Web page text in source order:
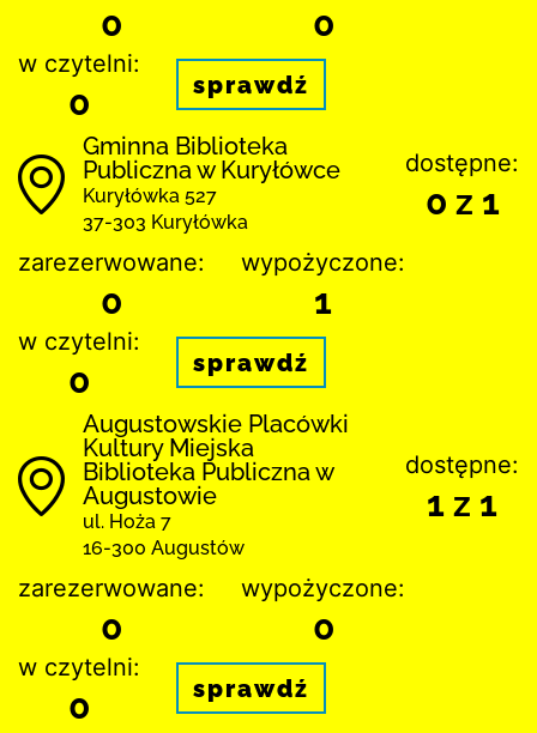
0 0
w czytelni:
0 sprawdź
Gminna Biblioteka
Publiczna w Kuryłówce
Kuryłówka 527
37-303 Kuryłówka
dostępne:
0 z 1
zarezerwowane:
0
wypożyczone:
1
w czytelni:
0 sprawdź
Augustowskie Placówki
Kultury Miejska
Biblioteka Publiczna w
Augustowie
ul. Hoża 7
16-300 Augustów
dostępne:
1 z 1
zarezerwowane:
0
wypożyczone:
0
w czytelni:
0 sprawdź